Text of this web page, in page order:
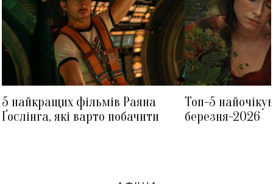
5 найкращих фільмів Раяна
Ґослінга, які варто побачити
Топ-5
березня-2026